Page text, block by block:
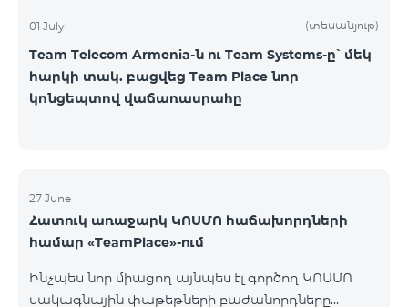
01 July (տեսանյութ)
Team Telecom Armenia-ն ու Team Systems-ը՝ մեկ
հարկի տակ. բացվեց Team Place նոր
կոնցեպտով վաճառասրահը
27 June
Հատուկ առաջարկ ԿՈՍՄՈ հաճախորդների
համար «TeamPlace»-ում
Ինչպես նոր միացող այնպես էլ գործող ԿՈՍՄՈ
սակագնային փաթեթների բաժանորդները